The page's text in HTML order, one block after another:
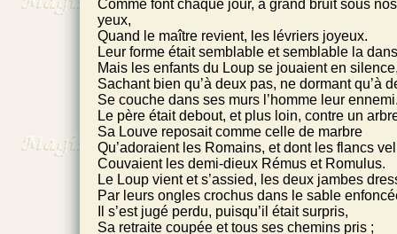
Comme font chaque jour, à grand bruit sous nos
yeux,
Quand le maître revient, les lévriers joyeux.
Leur forme était semblable et semblable la
Mais les enfants du Loup se jouaient en
Sachant bien qu’à deux pas, ne dormant qu’à
Se couche dans ses murs l’homme leur
Le père était debout, et plus loin, contre un
Sa Louve reposait comme celle de marbre
Qu’adoraient les Romains, et dont les flancs
Couvaient les demi-dieux Rémus et Romulus.
Le Loup vient et s’assied, les deux jambes
Par leurs ongles crochus dans le sable
Il s’est jugé perdu, puisqu’il était surpris,
Sa retraite coupée et tous ses chemins pris ;